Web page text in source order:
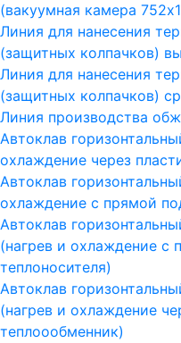
(вакуумная камера
Линия для нанесения
(защитных колпачков)
Линия для нанесения
(защитных колпачков)
Линия производства
Автоклав
охлаждение через
Автоклав
охлаждение с прямой
Автоклав
(нагрев и охлаждение с
теплоносителя)
Автоклав
(нагрев и охлаждение
теплоообменник)